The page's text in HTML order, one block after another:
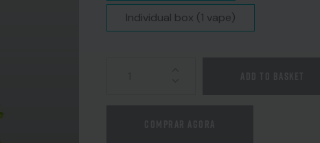
Individual box (1 vape)